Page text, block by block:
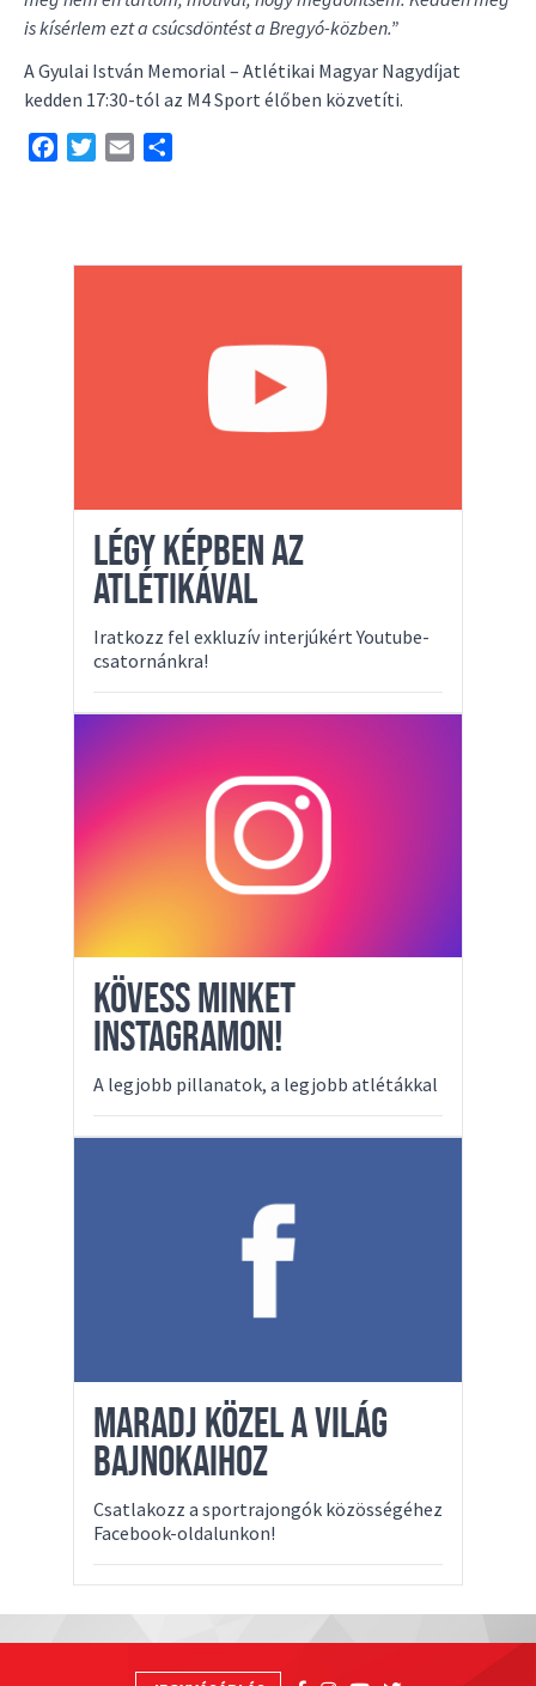
is kísérlem ezt a csúcsdöntést a Bregyó-közben.”
A Gyulai István Memorial – Atlétikai Magyar Nagydíjat
kedden 17:30-tól az M4 Sport élőben közvetíti.
FacebookTwitterEmail
LÉGY KÉPBEN AZ
ATLÉTIKÁVAL
Iratkozz fel exkluzív interjúkért Youtube-
csatornánkra!
KÖVESS MINKET
INSTAGRAMON!
A legjobb pillanatok, a legjobb atlétákkal
MARADJ KÖZEL A VILÁG
BAJNOKAIHOZ
Csatlakozz a sportrajongók közösségéhez
Facebook-oldalunkon!